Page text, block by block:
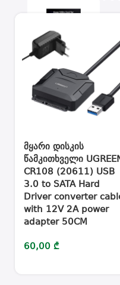
მყარი დისკის
წამკითხველი
CR108 (20611) USB
3.0 to SATA Hard
Driver converter
with 12V 2A power
adapter 50CM
60,00 ₾